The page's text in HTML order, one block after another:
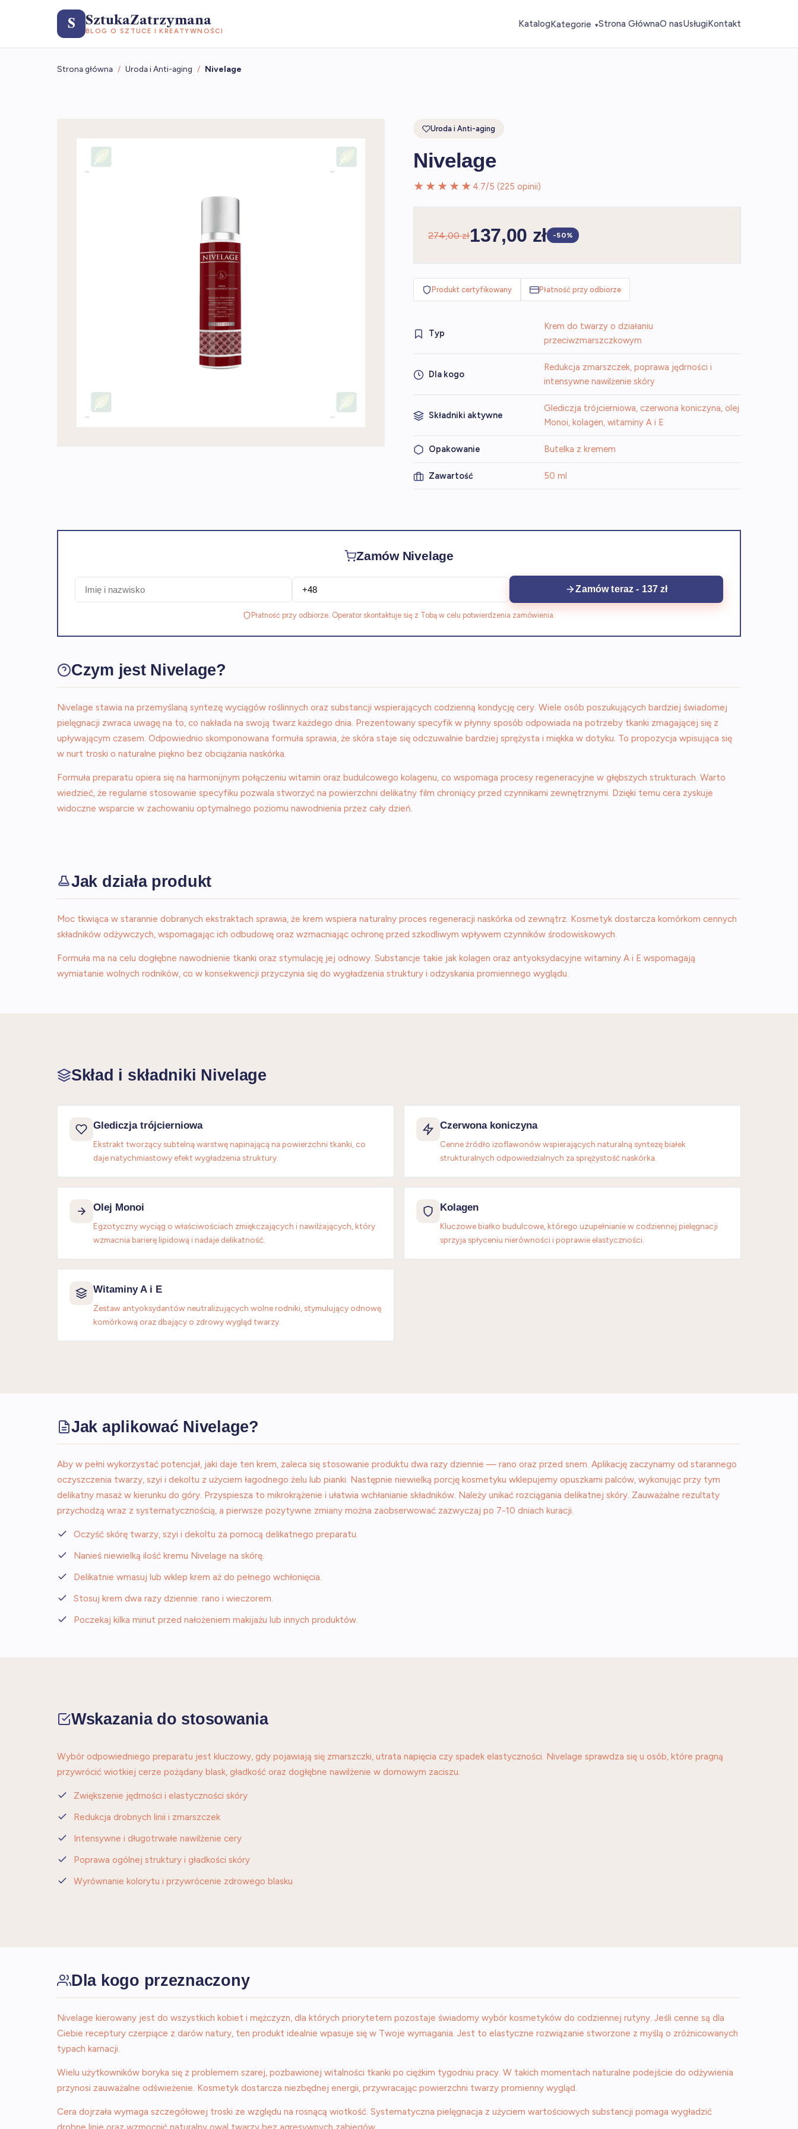
S SztukaZatrzymana
BLOG O SZTUCE I KREATYWNOŚCI
KatalogKategorie ▾Strona GłównaO nasUsługiKontakt
Strona główna / Uroda i Anti-aging / Nivelage
Uroda i Anti-aging
Nivelage
★★★★★ 4.7/5 (225 opinii)
274,00 zł137,00 zł -50%
Produkt certyfikowany Płatność przy odbiorze
Typ
Krem do twarzy o działaniu
przeciwzmarszczkowym
Dla kogo
Redukcja zmarszczek, poprawa jędrności i
intensywne nawilżenie skóry
Składniki aktywne
Glediczja trójcierniowa, czerwona koniczyna, olej
Monoi, kolagen, witaminy A i E
Opakowanie Butelka z kremem
Zawartość 50 ml
Zamów Nivelage
Zamów teraz - 137 zł
Płatność przy odbiorze. Operator skontaktuje się z Tobą w celu potwierdzenia zamówienia.
Czym jest Nivelage?
Nivelage stawia na przemyślaną syntezę wyciągów roślinnych oraz substancji wspierających codzienną kondycję cery. Wiele osób poszukujących bardziej świadomej
pielęgnacji zwraca uwagę na to, co nakłada na swoją twarz każdego dnia. Prezentowany specyfik w płynny sposób odpowiada na potrzeby tkanki zmagającej się z
upływającym czasem. Odpowiednio skomponowana formuła sprawia, że skóra staje się odczuwalnie bardziej sprężysta i miękka w dotyku. To propozycja wpisująca się
w nurt troski o naturalne piękno bez obciążania naskórka.
Formuła preparatu opiera się na harmonijnym połączeniu witamin oraz budulcowego kolagenu, co wspomaga procesy regeneracyjne w głębszych strukturach. Warto
wiedzieć, że regularne stosowanie specyfiku pozwala stworzyć na powierzchni delikatny film chroniący przed czynnikami zewnętrznymi. Dzięki temu cera zyskuje
widoczne wsparcie w zachowaniu optymalnego poziomu nawodnienia przez cały dzień.
Jak działa produkt
Moc tkwiąca w starannie dobranych ekstraktach sprawia, że krem wspiera naturalny proces regeneracji naskórka od zewnątrz. Kosmetyk dostarcza komórkom cennych
składników odżywczych, wspomagając ich odbudowę oraz wzmacniając ochronę przed szkodliwym wpływem czynników środowiskowych.
Formuła ma na celu dogłębne nawodnienie tkanki oraz stymulację jej odnowy. Substancje takie jak kolagen oraz antyoksydacyjne witaminy A i E wspomagają
wymiatanie wolnych rodników, co w konsekwencji przyczynia się do wygładzenia struktury i odzyskania promiennego wyglądu.
Skład i składniki Nivelage
Glediczja trójcierniowa
Ekstrakt tworzący subtelną warstwę napinającą na powierzchni tkanki, co
daje natychmiastowy efekt wygładzenia struktury.
Czerwona koniczyna
Cenne źródło izoflawonów wspierających naturalną syntezę białek
strukturalnych odpowiedzialnych za sprężystość naskórka.
Olej Monoi
Egzotyczny wyciąg o właściwościach zmiękczających i nawilżających, który
wzmacnia barierę lipidową i nadaje delikatność.
Kolagen
Kluczowe białko budulcowe, którego uzupełnianie w codziennej pielęgnacji
sprzyja spłyceniu nierówności i poprawie elastyczności.
Witaminy A i E
Zestaw antyoksydantów neutralizujących wolne rodniki, stymulujący odnowę
komórkową oraz dbający o zdrowy wygląd twarzy.
Jak aplikować Nivelage?
Aby w pełni wykorzystać potencjał, jaki daje ten krem, zaleca się stosowanie produktu dwa razy dziennie — rano oraz przed snem. Aplikację zaczynamy od starannego
oczyszczenia twarzy, szyi i dekoltu z użyciem łagodnego żelu lub pianki. Następnie niewielką porcję kosmetyku wklepujemy opuszkami palców, wykonując przy tym
delikatny masaż w kierunku do góry. Przyspiesza to mikrokrążenie i ułatwia wchłanianie składników. Należy unikać rozciągania delikatnej skóry. Zauważalne rezultaty
przychodzą wraz z systematycznością, a pierwsze pozytywne zmiany można zaobserwować zazwyczaj po 7-10 dniach kuracji.
Oczyść skórę twarzy, szyi i dekoltu za pomocą delikatnego preparatu.
Nanieś niewielką ilość kremu Nivelage na skórę.
Delikatnie wmasuj lub wklep krem aż do pełnego wchłonięcia.
Stosuj krem dwa razy dziennie: rano i wieczorem.
Poczekaj kilka minut przed nałożeniem makijażu lub innych produktów.
Wskazania do stosowania
Wybór odpowiedniego preparatu jest kluczowy, gdy pojawiają się zmarszczki, utrata napięcia czy spadek elastyczności. Nivelage sprawdza się u osób, które pragną
przywrócić wiotkiej cerze pożądany blask, gładkość oraz dogłębne nawilżenie w domowym zaciszu.
Zwiększenie jędrności i elastyczności skóry
Redukcja drobnych linii i zmarszczek
Intensywne i długotrwałe nawilżenie cery
Poprawa ogólnej struktury i gładkości skóry
Wyrównanie kolorytu i przywrócenie zdrowego blasku
Dla kogo przeznaczony
Nivelage kierowany jest do wszystkich kobiet i mężczyzn, dla których priorytetem pozostaje świadomy wybór kosmetyków do codziennej rutyny. Jeśli cenne są dla
Ciebie receptury czerpiące z darów natury, ten produkt idealnie wpasuje się w Twoje wymagania. Jest to elastyczne rozwiązanie stworzone z myślą o zróżnicowanych
typach karnacji.
Wielu użytkowników boryka się z problemem szarej, pozbawionej witalności tkanki po ciężkim tygodniu pracy. W takich momentach naturalne podejście do odżywienia
przynosi zauważalne odświeżenie. Kosmetyk dostarcza niezbędnej energii, przywracając powierzchni twarzy promienny wygląd.
Cera dojrzała wymaga szczegółowej troski ze względu na rosnącą wiotkość. Systematyczna pielęgnacja z użyciem wartościowych substancji pomaga wygładzić